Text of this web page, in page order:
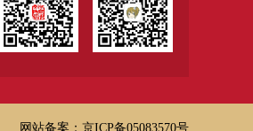
网站备案：京ICP备05083570号